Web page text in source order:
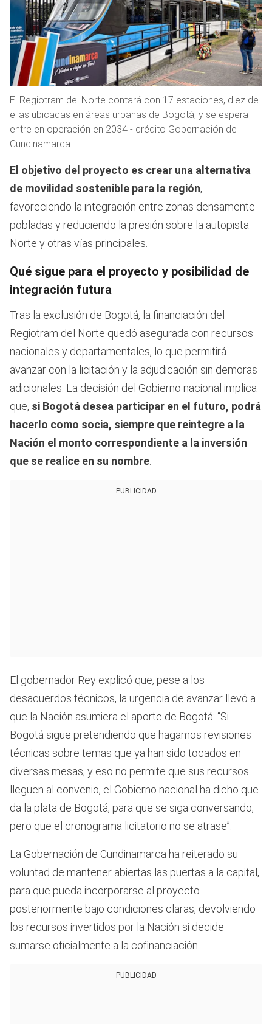
El Regiotram del Norte contará con 17 estaciones, diez de
ellas ubicadas en áreas urbanas de Bogotá, y se espera
entre en operación en 2034 - crédito Gobernación de
Cundinamarca
El objetivo del proyecto es crear una alternativa
de movilidad sostenible para la región,
favoreciendo la integración entre zonas densamente
pobladas y reduciendo la presión sobre la autopista
Norte y otras vías principales.
Qué sigue para el proyecto y posibilidad de
integración futura
Tras la exclusión de Bogotá, la financiación del
Regiotram del Norte quedó asegurada con recursos
nacionales y departamentales, lo que permitirá
avanzar con la licitación y la adjudicación sin demoras
adicionales. La decisión del Gobierno nacional implica
que, si Bogotá desea participar en el futuro, podrá
hacerlo como socia, siempre que reintegre a la
Nación el monto correspondiente a la inversión
que se realice en su nombre
PUBLICIDAD
El gobernador Rey explicó que, pese a los
desacuerdos técnicos, la urgencia de avanzar llevó a
que la Nación asumiera el aporte de Bogotá: “Si
Bogotá sigue pretendiendo que hagamos revisiones
técnicas sobre temas que ya han sido tocados en
diversas mesas, y eso no permite que sus recursos
lleguen al convenio, el Gobierno nacional ha dicho que
da la plata de Bogotá, para que se siga conversando,
pero que el cronograma licitatorio no se atrase”.
La Gobernación de Cundinamarca ha reiterado su
voluntad de mantener abiertas las puertas a la capital,
para que pueda incorporarse al proyecto
posteriormente bajo condiciones claras, devolviendo
los recursos invertidos por la Nación si decide
sumarse oficialmente a la cofinanciación.
PUBLICIDAD